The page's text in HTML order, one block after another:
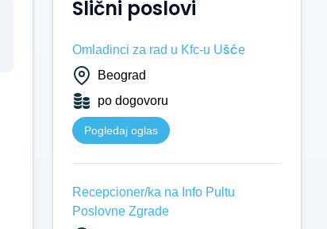
Slični poslovi
Omladinci za rad u Kfc-u Ušće
Beograd
po dogovoru
Pogledaj oglas
Recepcioner/ka na Info Pultu
Poslovne Zgrade